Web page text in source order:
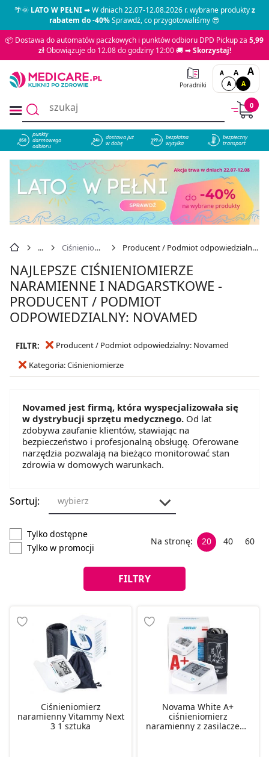
🌴🌞LATO W PEŁNI➡ W dniach 22.07-12.08.2026 r. wybrane produktyz
rabatem do -40%Sprawdź, co przygotowaliśmy 😎
📦 Dostawa do automatów paczkowych i punktów odbioru DPD Pickup za 5,99
złObowiązuje do 12.08 do godziny 12:00 🚚 ➡Skorzystaj!
Poradniki
A A A
A A
0
858
punkty
darmowego
odbioru
dostawa już
w dobę
bezpłatna
wysyłka
bezpieczny
transport
Ciśnieniomierze Producent / Podmiot odpowiedzialny: Novamed
NAJLEPSZE CIŚNIENIOMIERZE
NARAMIENNE I NADGARSTKOWE -
PRODUCENT / PODMIOT
ODPOWIEDZIALNY: NOVAMED
FILTR:
Producent / Podmiot odpowiedzialny: Novamed
Kategoria: Ciśnieniomierze
Novamed jest firmą, która wyspecjalizowała się
w dystrybucji sprzętu medycznego. Od lat
zdobywa zaufanie klientów, stawiając na
bezpieczeństwo i profesjonalną obsługę. Oferowane
narzędzia pozwalają na bieżąco monitorować stan
zdrowia w domowych warunkach.
Sortuj: wybierz
Tylko dostępne
Tylko w promocji
Na stronę: 20 40 60
FILTRY
Ciśnieniomierz
naramienny Vitammy Next
3 1 sztuka
Novama White A+
ciśnieniomierz
naramienny z zasilaczem,